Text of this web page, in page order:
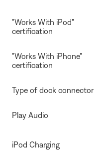
"Works With iPod"
certification
"Works With iPhone"
certification
Type of dock connector
Play Audio
iPod Charging